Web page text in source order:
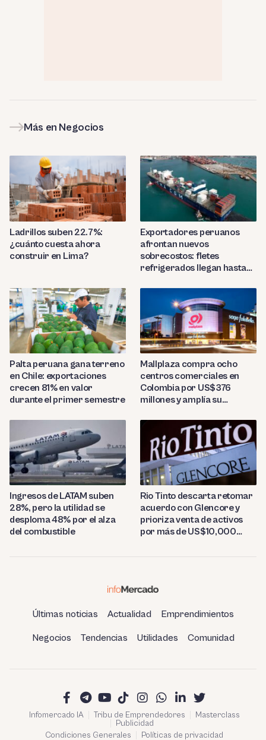
Más en Negocios
Ladrillos suben 22.7%:
¿cuánto cuesta ahora
construir en Lima?
Exportadores peruanos
afrontan nuevos
sobrecostos: fletes
refrigerados llegan hasta
Palta peruana gana terreno
en Chile: exportaciones
crecen 81% en valor
durante el primer semestre
Mallplaza compra ocho
centros comerciales en
Colombia por US$376
millones y amplía su
Ingresos de LATAM suben
28%, pero la utilidad se
desploma 48% por el alza
del combustible
Rio Tinto descarta retomar
acuerdo con Glencore y
prioriza venta de activos
por más de US$10,000
Últimas noticias Actualidad Emprendimientos
Negocios Tendencias Utilidades Comunidad
Infomercado IA Tribu de Emprendedores
Masterclass
Publicidad
Condiciones Generales
Políticas de privacidad